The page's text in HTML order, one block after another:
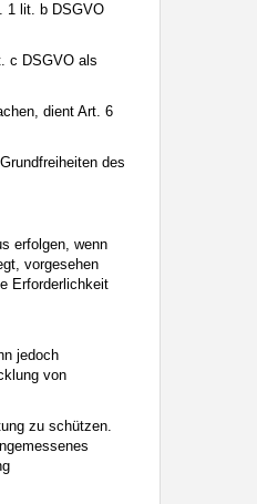
1 lit. b DSGVO
c DSGVO als
dient Art. 6
des
erfolgen, wenn
vorgesehen
Erforderlichkeit
jedoch
von
zu schützen.